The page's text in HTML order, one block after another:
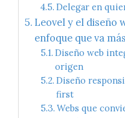
Delegar en
Leovel y el diseño
enfoque que va
Diseño web
origen
Diseño
first
Webs que